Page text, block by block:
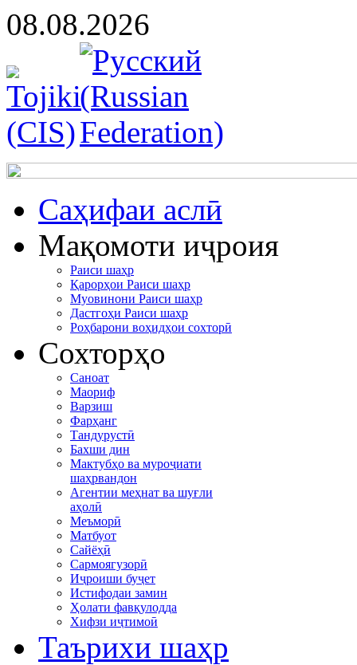
08.08.2026
Cаҳифаи аслӣ
Мақомоти иҷроия
Раиси шаҳр
Қарорҳои Раиси шаҳр
Муовинони Раиси шаҳр
Дастгоҳи Раиси шаҳр
Роҳбарони воҳидҳои сохторӣ
Сохторҳо
Саноат
Маориф
Варзиш
Фарҳанг
Тандурустӣ
Бахши дин
Мактубҳо ва муроҷиати
шаҳрвандон
Агентии меҳнат ва шуғли
аҳолӣ
Меъморӣ
Матбуот
Сайёҳӣ
Сармоягузорӣ
Иҷроиши буҷет
Истифодаи замин
Ҳолати фавқулодда
Хифзи иҷтимоӣ
Таърихи шаҳр